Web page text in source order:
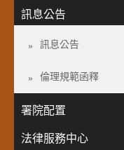
訊息公告
訊息公告
倫理規範函釋
署院配置
法律服務中心